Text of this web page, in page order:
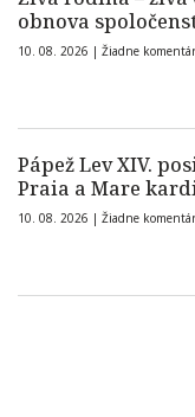
obnova
10. 08. 2026 | Žiadne
Pápež Lev XIV.
Praia a Mare
10. 08. 2026 | Žiadne